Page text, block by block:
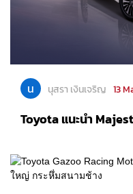
น นุสรา เงินเจริญ 13
Toyota แนะนำ